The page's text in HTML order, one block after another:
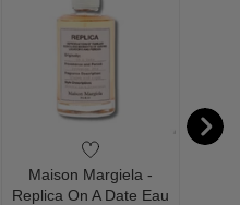
Maison Margiela -
Replica On A Date Eau